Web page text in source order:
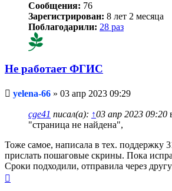
Сообщения: 76
Зарегистрирован: 8 лет 2 месяца
Поблагодарили: 28 раз
Не работает ФГИС
Непрочитанное
сообщение
yelena-66 » 03 апр 2023 09:29
cge41 писал(а): ↑03 апр 2023 09:20
"страница не найдена",
Тоже самое, написала в тех. поддержку
прислать пошаговые скрины. Пока
Сроки подходили, отправила через